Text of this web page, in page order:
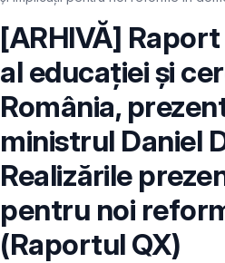
[ARHIVĂ]
al educației și
România,
ministrul Daniel
Realizările
pentru noi
(Raportul QX)